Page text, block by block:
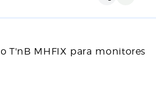
T'nB MHFIX para monitores